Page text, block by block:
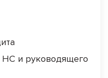
НС и руководящего